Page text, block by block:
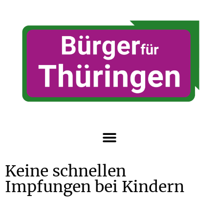
Keine schnellen
Impfungen bei Kindern